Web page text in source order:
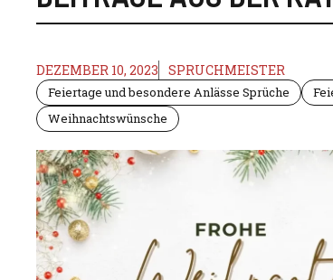
DEZEMBER 10, 2023 SPRUCHMEISTER
Feiertage und besondere Anlässe Sprüche
Weihnachtswünsche